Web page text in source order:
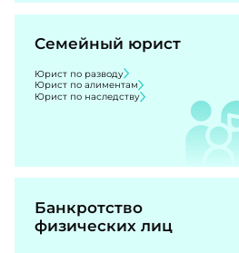
Семейный юрист
Юрист по разводу
Юрист по алиментам
Юрист по наследству
Банкротство
физических лиц